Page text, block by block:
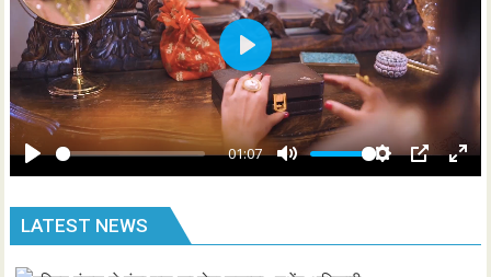
e
e
P
l
a
01:07
M
S
P
E
P
l
a
y
LATEST NEWS